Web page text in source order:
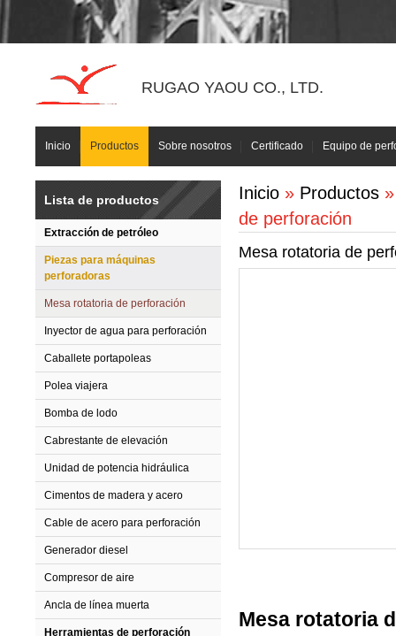
RUGAO YAOU CO., LTD.
Inicio Productos Sobre nosotros Certificado Equipo de
Lista de productos
Extracción de petróleo
Piezas para máquinas
perforadoras
Mesa rotatoria de perforación
Inyector de agua para perforación
Caballete portapoleas
Polea viajera
Bomba de lodo
Cabrestante de elevación
Unidad de potencia hidráulica
Cimentos de madera y acero
Cable de acero para perforación
Generador diesel
Compresor de aire
Ancla de línea muerta
Herramientas de perforación
Inicio » Productos
de perforación
Mesa rotatoria de
Mesa rotatoria